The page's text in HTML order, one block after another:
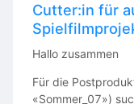
Das bringst du mit
- Neugier und
- Gutes Gespür für
Cutter:in für
Hallo zusammen
Für die
«Sommer_07»)